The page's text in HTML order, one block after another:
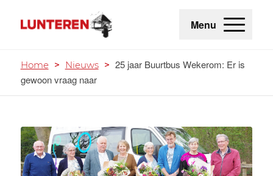
Menu
Home > Nieuws > 25 jaar Buurtbus Wekerom: Er is
gewoon vraag naar